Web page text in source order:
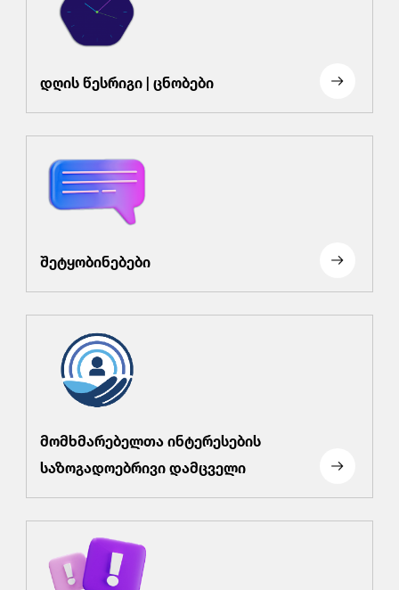
დღის წესრიგი | ცნობები
შეტყობინებები
მომხმარებელთა ინტერესების
საზოგადოებრივი დამცველი